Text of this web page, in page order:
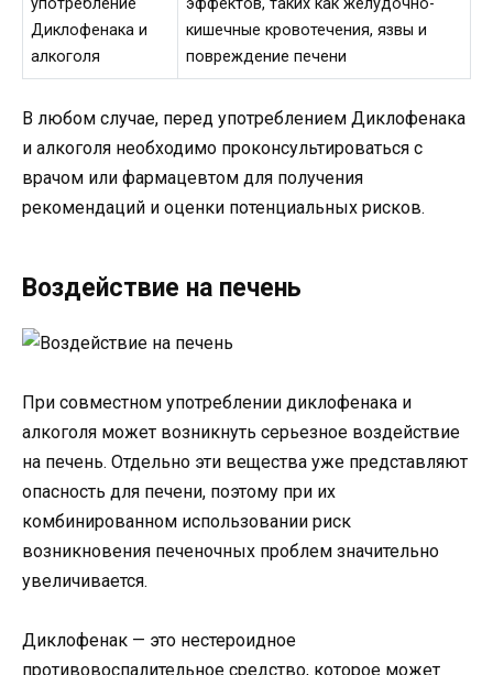
употребление
Диклофенака и
алкоголя
эффектов, таких как желудочно-
кишечные кровотечения, язвы и
повреждение печени
В любом случае, перед употреблением Диклофенака
и алкоголя необходимо проконсультироваться с
врачом или фармацевтом для получения
рекомендаций и оценки потенциальных рисков.
Воздействие на печень
При совместном употреблении диклофенака и
алкоголя может возникнуть серьезное воздействие
на печень. Отдельно эти вещества уже представляют
опасность для печени, поэтому при их
комбинированном использовании риск
возникновения печеночных проблем значительно
увеличивается.
Диклофенак — это нестероидное
противовоспалительное средство, которое может